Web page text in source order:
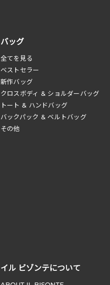
バッグ
全てを見る
ベストセラー
新作バッグ
クロスボディ & ショルダーバッグ
トート & ハンドバッグ
バックパック & ベルトバッグ
その他
イル ビゾンテについて